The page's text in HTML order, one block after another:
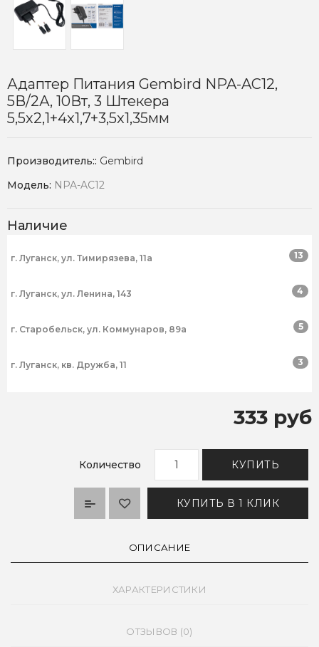
Адаптер Питания Gembird NPA-AC12,
5В/2А, 10Вт, 3 Штекера
5,5х2,1+4x1,7+3,5x1,35мм
Производитель:: Gembird
Модель: NPA-AC12
Наличие
г. Луганск, ул. Тимирязева, 11а 13
г. Луганск, ул. Ленина, 143 4
г. Старобельск, ул. Коммунаров, 89а 5
г. Луганск, кв. Дружба, 11 3
333 руб
Количество КУПИТЬ
КУПИТЬ В 1 КЛИК
ОПИСАНИЕ
ХАРАКТЕРИСТИКИ
ОТЗЫВОВ (0)